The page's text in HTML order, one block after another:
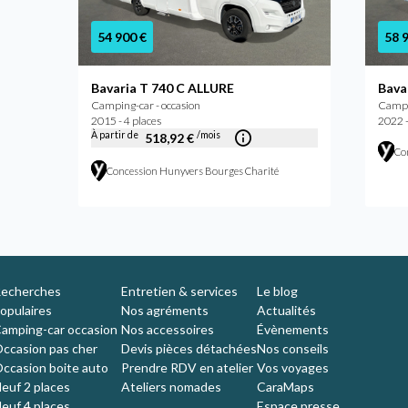
54 900 €
Bavaria T 740 C ALLURE
Camping-car - occasion
2015 - 4 places
À partir de 518,92 € /mois
Concession Hunyvers Bourges Charité
58
2022
car occasion
pas cher
boite auto
2 places
Entretien & services
Nos agréments
Nos accessoires
Devis pièces détachées
Prendre RDV en atelier
Ateliers nomades
Le blog
Actualités
Évènements
Nos conseils
Vos voyages
CaraMaps